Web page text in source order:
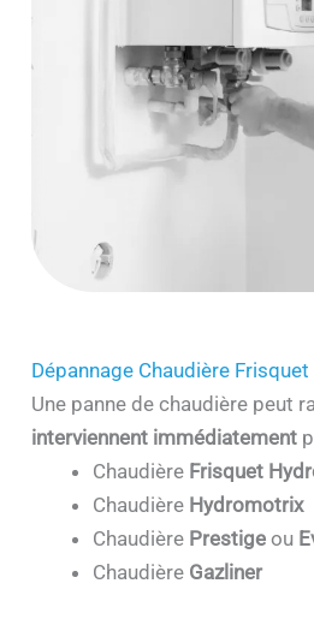
Dépannage Chaudière
Une panne de chaudière peut
interviennent immédiatement
Chaudière Frisquet
Chaudière Hydromotrix
Chaudière Prestigeou
Chaudière Gazliner